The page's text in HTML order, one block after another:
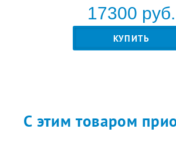
17300 руб.
КУПИТЬ
С этим товаром